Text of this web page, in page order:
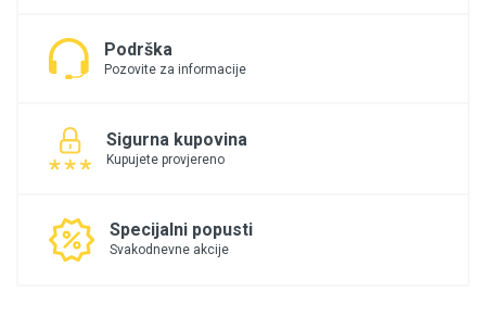
Podrška
Pozovite za informacije
Sigurna kupovina
Kupujete provjereno
Specijalni popusti
Svakodnevne akcije